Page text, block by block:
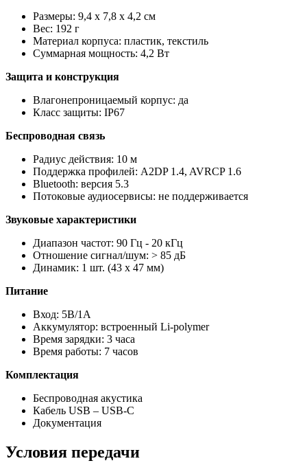
Размеры: 9,4 x 7,8 x 4,2 см
Вес: 192 г
Материал корпуса: пластик, текстиль
Суммарная мощность: 4,2 Вт
Защита и конструкция
Влагонепроницаемый корпус: да
Класс защиты: IP67
Беспроводная связь
Радиус действия: 10 м
Поддержка профилей: A2DP 1.4, AVRCP 1.6
Bluetooth: версия 5.3
Потоковые аудиосервисы: не поддерживается
Звуковые характеристики
Диапазон частот: 90 Гц - 20 кГц
Отношение сигнал/шум: > 85 дБ
Динамик: 1 шт. (43 х 47 мм)
Питание
Вход: 5В/1А
Аккумулятор: встроенный Li-polymer
Время зарядки: 3 часа
Время работы: 7 часов
Комплектация
Беспроводная акустика
Кабель USB – USB-C
Документация
Условия передачи